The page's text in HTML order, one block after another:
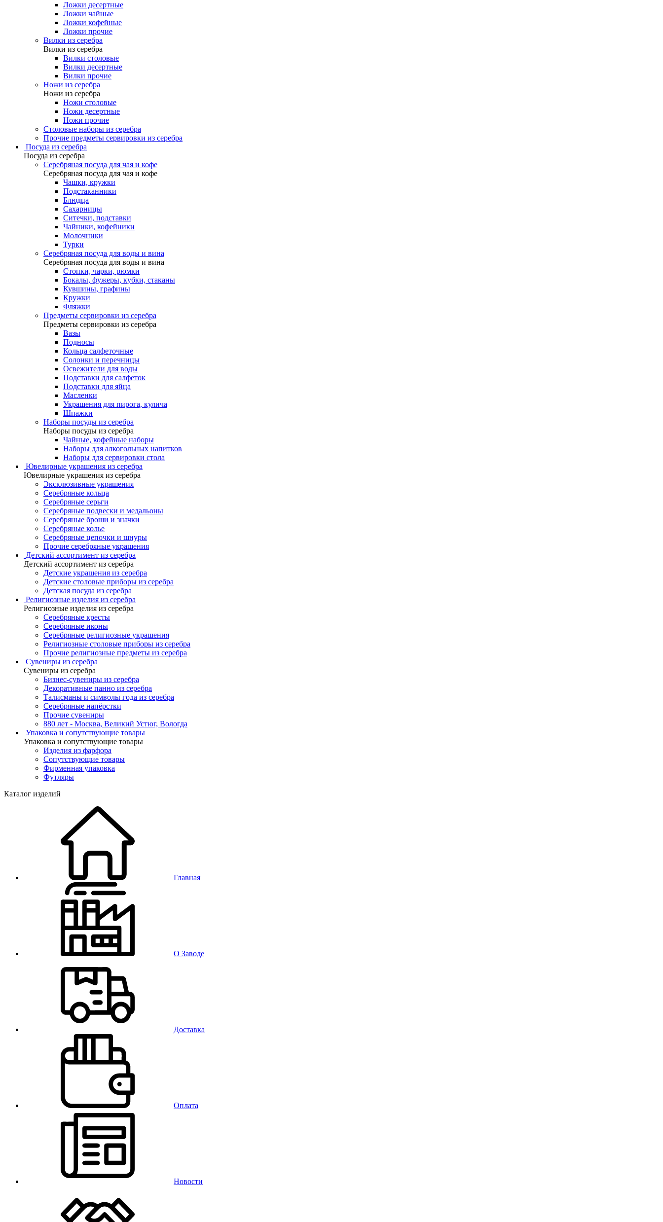
Ложки десертные
Ложки чайные
Ложки кофейные
Ложки прочие
Вилки из серебра
Вилки из серебра
Вилки столовые
Вилки десертные
Вилки прочие
Ножи из серебра
Ножи из серебра
Ножи столовые
Ножи десертные
Ножи прочие
Столовые наборы из серебра
Прочие предметы сервировки из серебра
Посуда из серебра
Посуда из серебра
Серебряная посуда для чая и кофе
Серебряная посуда для чая и кофе
Чашки, кружки
Подстаканники
Блюдца
Сахарницы
Ситечки, подставки
Чайники, кофейники
Молочники
Турки
Серебряная посуда для воды и вина
Серебряная посуда для воды и вина
Стопки, чарки, рюмки
Бокалы, фужеры, кубки, стаканы
Кувшины, графины
Кружки
Фляжки
Предметы сервировки из серебра
Предметы сервировки из серебра
Вазы
Подносы
Кольца салфеточные
Солонки и перечницы
Освежители для воды
Подставки для салфеток
Подставки для яйца
Масленки
Украшения для пирога, кулича
Шпажки
Наборы посуды из серебра
Наборы посуды из серебра
Чайные, кофейные наборы
Наборы для алкогольных напитков
Наборы для сервировки стола
Ювелирные украшения из серебра
Ювелирные украшения из серебра
Эксклюзивные украшения
Серебряные кольца
Серебряные серьги
Серебряные подвески и медальоны
Серебряные броши и значки
Серебряные колье
Серебряные цепочки и шнуры
Прочие серебряные украшения
Детский ассортимент из серебра
Детский ассортимент из серебра
Детские украшения из серебра
Детские столовые приборы из серебра
Детская посуда из серебра
Религиозные изделия из серебра
Религиозные изделия из серебра
Серебряные кресты
Серебряные иконы
Серебряные религиозные украшения
Религиозные столовые приборы из серебра
Прочие религиозные предметы из серебра
Сувениры из серебра
Сувениры из серебра
Бизнес-сувениры из серебра
Декоративные панно из серебра
Талисманы и символы года из серебра
Серебряные напёрстки
Прочие сувениры
880 лет - Москва, Великий Устюг, Вологда
Упаковка и сопутствующие товары
Упаковка и сопутствующие товары
Изделия из фарфора
Сопутствующие товары
Фирменная упаковка
Футляры
Каталог изделий
Главная
О Заводе
Доставка
Оплата
Новости